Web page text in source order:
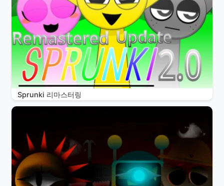
Sprunki 리마스터링